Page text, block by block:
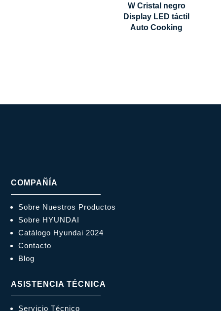
W Cristal negro
Display LED táctil
Auto Cooking
Display
LED táctil
COMPAÑÍA
Sobre Nuestros Productos
Sobre HYUNDAI
Catálogo Hyundai 2024
Contacto
Blog
ASISTENCIA TÉCNICA
Servicio Técnico